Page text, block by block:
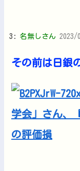
3: 名無しさん
その前は日銀